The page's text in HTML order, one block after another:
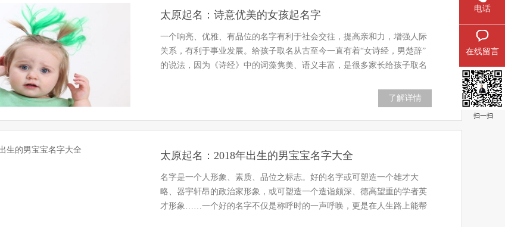
太原起名：诗意优美的女孩起名字
一个响亮、优雅、有品位的名字有利于社会交往，提高亲和力，增强人际
关系，有利于事业发展。给孩子取名从古至今一直有着“女诗经，男楚辞”
的说法，因为《诗经》中的词藻隽美、语义丰富，是很多家长给孩子取名
了解详情
太原起名：2018年出生的男宝宝名字大全
名字是一个人形象、素质、品位之标志。好的名字或可塑造一个雄才大
略、器宇轩昂的政治家形象，或可塑造一个造诣颇深、德高望重的学者英
才形象……一个好的名字不仅是称呼时的一声呼唤，更是在人生路上能帮
电话
在线留言
扫一扫